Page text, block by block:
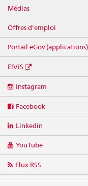
Médias
Offres d'emploi
Portail eGov (applications)
ElViS
media
Instagram
Facebook
Linkedin
YouTube
Flux RSS